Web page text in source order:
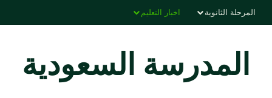
المرحلة الثانوية اخبار التعليم
المدرسة السعودية